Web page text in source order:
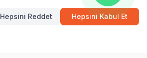
Hepsini Reddet Hepsini Kabul Et